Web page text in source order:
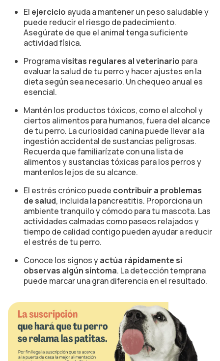
El ejercicio ayuda a mantener un peso saludable y
puede reducir el riesgo de padecimiento.
Asegúrate de que el animal tenga suficiente
actividad física.
Programavisitas regulares al veterinario para
evaluar la salud de tu perro y hacer ajustes en la
dieta según sea necesario. Un chequeo anual es
esencial.
Mantén los productos tóxicos, como el alcohol y
ciertos alimentos para humanos, fuera del alcance
de tu perro. La curiosidad canina puede llevar a la
ingestión accidental de sustancias peligrosas.
Recuerda que familiarízate con una lista de
alimentos y sustancias tóxicas para los perros y
mantenlos lejos de su alcance.
El estrés crónico puede contribuir a problemas
de salud, incluida la pancreatitis. Proporciona un
ambiente tranquilo y cómodo para tu mascota. Las
actividades calmadas como paseos relajados y
tiempo de calidad contigo pueden ayudar a reducir
el estrés de tu perro.
Conoce los signos yactúa rápidamente si
observas algún síntoma. La detección temprana
puede marcar una gran diferencia en el resultado.